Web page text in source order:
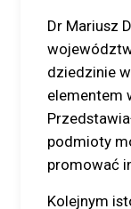
Dr Mariusz
dziedzinie
elementem
podmioty
promować
Kolejnym